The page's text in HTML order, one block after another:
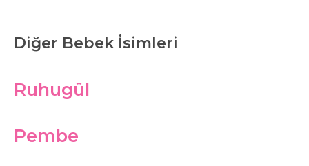
Diğer Bebek İsimleri
Ruhugül
Pembe